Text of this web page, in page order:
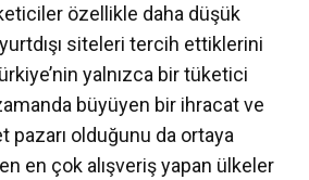
özellikle daha düşük
siteleri tercih ettiklerini
yalnızca bir tüketici
büyüyen bir ihracat ve
pazarı olduğunu da ortaya
en çok alışveriş yapan ülkeler